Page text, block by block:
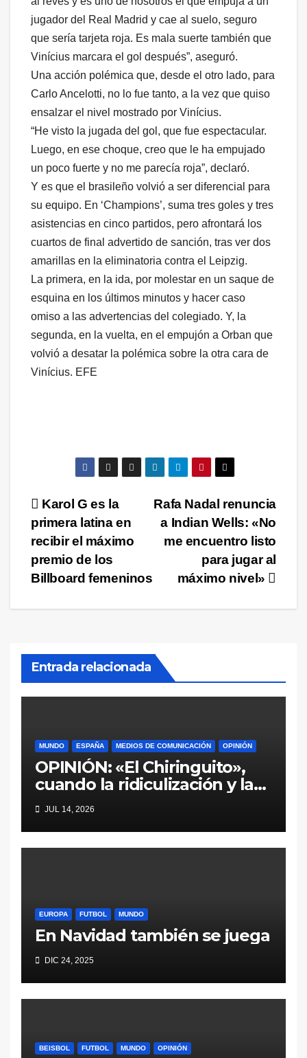
jugador del Real Madrid y cae al suelo, seguro
que sería tarjeta roja. Es mala suerte también que
Vinícius marcara el gol después”, aseguró.
Una acción polémica que, desde el otro lado, para
Carlo Ancelotti, no lo fue tanto, a la vez que quiso
ensalzar el nivel mostrado por Vinícius.
“He visto la jugada del gol, que fue espectacular.
Luego, en ese choque, creo que le ha empujado
un poco fuerte y no me parecía roja”, declaró.
Y es que el brasileño volvió a ser diferencial para
su equipo. En ‘Champions’, suma tres goles y tres
asistencias en cinco partidos, pero afrontará los
cuartos de final advertido de sanción, tras ver dos
amarillas en la eliminatoria contra el Leipzig.
La primera, en la ida, por molestar en un saque de
esquina en los últimos minutos y hacer caso
omiso a las advertencias del colegiado. Y, la
segunda, en la vuelta, en el empujón a Orban que
volvió a desatar la polémica sobre la otra cara de
Vinícius. EFE
Navegación
de
entradas
Rafa Nadal renuncia
a Indian Wells: «No
me encuentro listo
para jugar al
máximo nivel»
Karol G es la
primera latina en
recibir el máximo
premio de los
Billboard femeninos
Entrada relacionada
MUNDO ESPAÑA MEDIOS DE COMUNICACIÓN OPINIÓN
OPINIÓN: «El Chiringuito»,
cuando la ridiculización y la
parcialidad se disfrazan de
periodismo deportivo
JUL 14, 2026
EUROPA FUTBOL MUNDO
En Navidad también se juega
DIC 24, 2025
BEISBOL FUTBOL MUNDO OPINIÓN